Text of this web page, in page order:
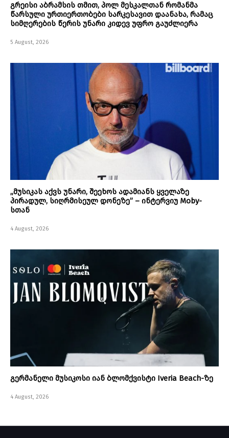
გრეისი აბრამსის თმით, პოლ მესკალთან რომანმა
წარსული ურთიერთობები სარკესავით დაანახა, რამაც
სიმღერების წერის უნარი კიდევ უფრო გაუძლიერა
5 August, 2026
„მუსიკას აქვს უნარი, შეეხოს ადამიანს ყველაზე
პირადულ, სიღრმისეულ დონეზე” – ინტერვიუ Moby-
სთან
4 August, 2026
გერმანელი მუსიკოსი იან ბლომქვისტი Iveria Beach-ზე
4 August, 2026